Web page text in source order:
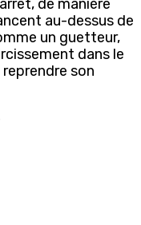
de manière
au-dessus de
un guetteur,
dans le
reprendre son